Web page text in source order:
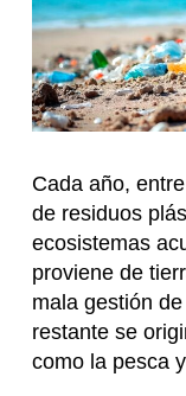
Cada año,
de residuos
ecosistemas
proviene de
mala gestión
restante se
como la pesca